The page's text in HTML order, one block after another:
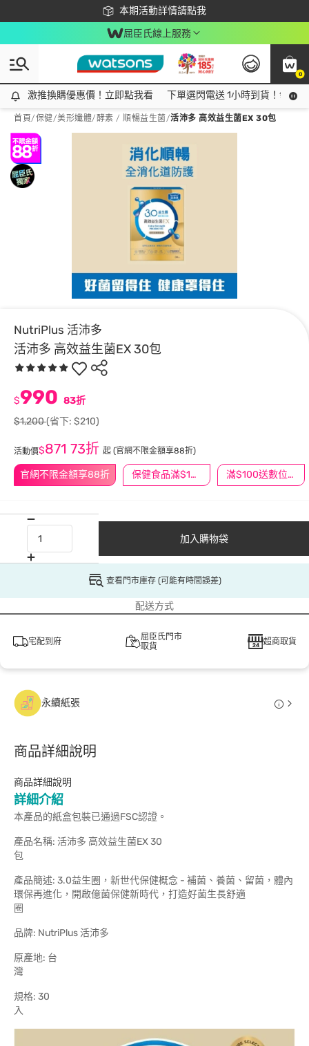
本期活動詳情請點我
下載app最高回饋$350
屈臣氏線上服務
0
激推換購優惠價！立即點我看
激推換購優惠價！立即點我看 下單選閃電送 1小時到貨！領神
首頁/保健/美形孅體/ 酵素 / 順暢益生菌/活沛多 高效益生菌EX 30包
NutriPlus 活沛多
活沛多 高效益生菌EX 30包
官網不限金額享88折 保健食品滿$1200送$100 滿$100送數位印花
$990 83折
$1,200(省下: $210)
活動價$871 73折 起 (官網不限金額享88折)
加入購物袋
查看門市庫存 (可能有時間誤差)
配送方式
宅配到府
屈臣氏門市
取貨
超商取貨
永續紙張
商品詳細說明
商品詳細說明
詳細介紹
本產品的紙盒包裝已通過FSC認證。
產品名稱: 活沛多 高效益生菌EX 30
產品簡述: 3.0益生圈，新世代保健概念 - 補菌、養菌、留菌，體內
環保再進化，開啟億菌保健新時代，打造好菌生長舒適
圈
品牌: NutriPlus 活沛多
原產地: 台
規格: 30